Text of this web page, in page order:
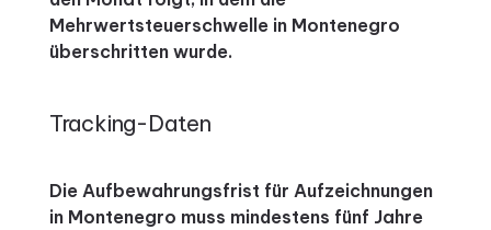
Mehrwertsteuerschwelle in Montenegro
überschritten wurde.
Tracking-Daten
Die Aufbewahrungsfrist für Aufzeichnungen
in Montenegro muss mindestens fünf Jahre